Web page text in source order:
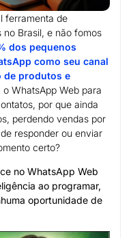
ferramenta de
Brasil, e não fomos
dos pequenos
como seu canal
de produtos e
WhatsApp Web para
por que ainda
perdendo vendas por
responder ou enviar
certo?
no WhatsApp Web
ao programar,
oportunidade de